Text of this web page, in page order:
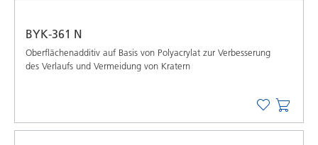
BYK-361 N
Oberflächenadditiv auf Basis von Polyacrylat zur Verbesserung
des Verlaufs und Vermeidung von Kratern